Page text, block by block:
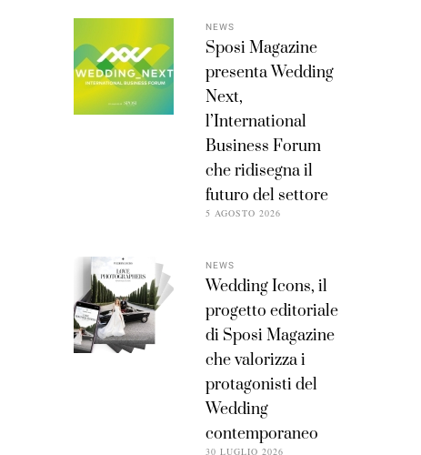
NEWS
Sposi Magazine
presenta Wedding
Next,
l’International
Business Forum
che ridisegna il
futuro del settore
5 AGOSTO 2026
NEWS
Wedding Icons, il
progetto editoriale
di Sposi Magazine
che valorizza i
protagonisti del
Wedding
contemporaneo
30 LUGLIO 2026